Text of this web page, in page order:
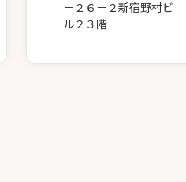
－２６－２新宿野村ビ
ル２３階